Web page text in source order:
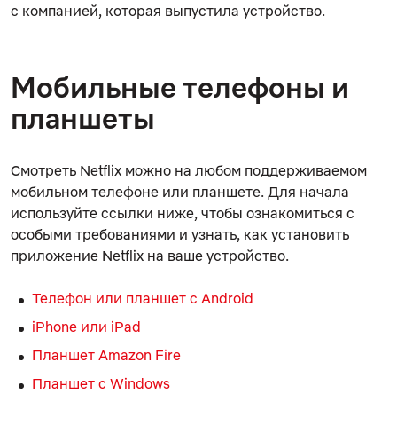
с компанией, которая выпустила устройство.
Мобильные телефоны и
планшеты
Смотреть Netflix можно на любом поддерживаемом
мобильном телефоне или планшете. Для начала
используйте ссылки ниже, чтобы ознакомиться с
особыми требованиями и узнать, как установить
приложение Netflix на ваше устройство.
Телефон или планшет с Android
iPhone или iPad
Планшет Amazon Fire
Планшет с Windows